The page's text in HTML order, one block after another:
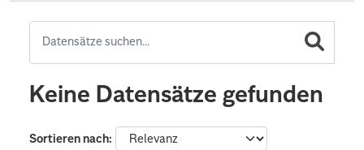
Keine Datensätze gefunden
Sortieren nach